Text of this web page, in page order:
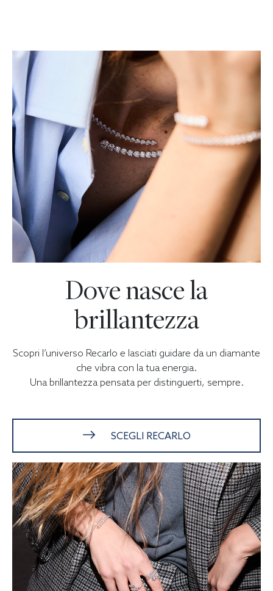
Dove nasce la
brillantezza
Scopri l’universo Recarlo e lasciati guidare da un diamante
che vibra con la tua energia.
Una brillantezza pensata per distinguerti, sempre.
SCEGLI RECARLO